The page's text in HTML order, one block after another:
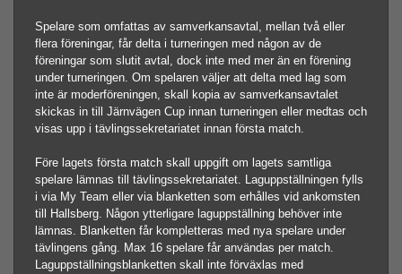
Spelare som omfattas av samverkansavtal, mellan två eller
flera föreningar, får delta i turneringen med någon av de
föreningar som slutit avtal, dock inte med mer än en förening
under turneringen. Om spelaren väljer att delta med lag som
inte är moderföreningen, skall kopia av samverkansavtalet
skickas in till Järnvägen Cup innan turneringen eller medtas och
visas upp i tävlingssekretariatet innan första match.
Före lagets första match skall uppgift om lagets samtliga
spelare lämnas till tävlingssekretariatet. Laguppställningen fylls
i via My Team eller via bl anketten som erhålles vid ankomsten
till Hallsberg. Någon ytterligare laguppställning behöver inte
lämnas. Blanketten får kompletteras med nya spelare under
tävlingens gång. Max 16 spelare får användas per match.
Laguppställningsblanketten skall inte förväxlas med